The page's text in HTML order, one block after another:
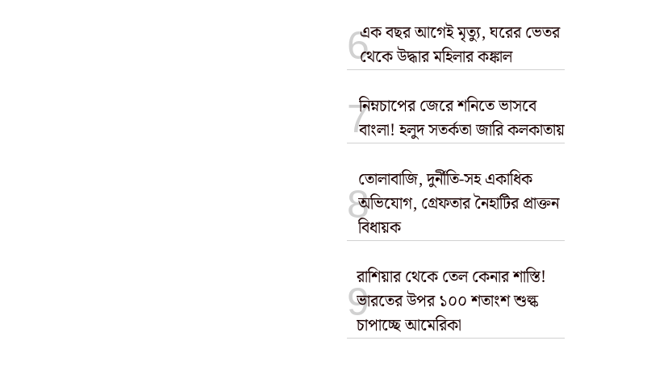
এক বছর আগেই মৃত্যু, ঘরের ভেতর
থেকে উদ্ধার মহিলার কঙ্কাল
নিম্নচাপের জেরে শনিতে ভাসবে
বাংলা! হলুদ সতর্কতা জারি কলকাতায়
তোলাবাজি, দুর্নীতি-সহ একাধিক
অভিযোগ, গ্রেফতার নৈহাটির প্রাক্তন
বিধায়ক
রাশিয়ার থেকে তেল কেনার শাস্তি!
ভারতের উপর ১০০ শতাংশ শুল্ক
চাপাচ্ছে আমেরিকা